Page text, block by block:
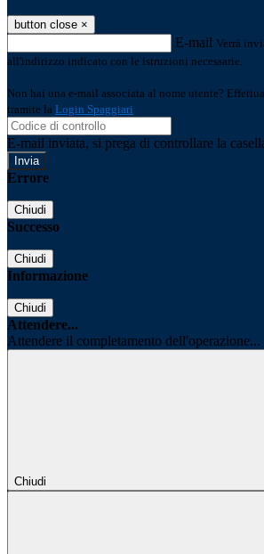
button close ×
E-mail Verrà
all'indirizzo indicato con le istruzioni necessarie.
Non hai una e-mail associata al nome utente?
tramite la Login Spaggiari
E-mail inviata, si prega di controllare la
Errore
Chiudi
Successo
Chiudi
Informazione
Chiudi
Attendere...
Attendere il completamento dell'operazione...
Chiudi